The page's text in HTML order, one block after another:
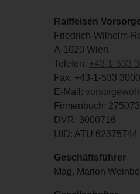
Raiffeisen
Friedrich-Wilhelm-
A-1020 Wien
Telefon: +43-1-533
Fax: +43-1-533
E-Mail:
Firmenbuch:
DVR: 3000716
UID: ATU 62375744
Geschäftsführer
Mag. Marion